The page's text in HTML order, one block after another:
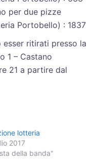
per due pizze
Portobello) : 1837
ritirati presso la
1 – Castano
21 a partire dal
lotteria
2017
della banda"